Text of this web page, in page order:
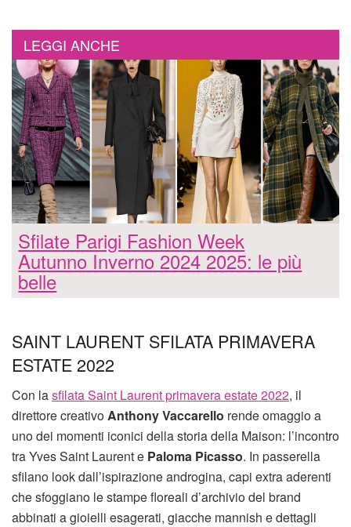
LEGGI ANCHE
Sfilate Parigi Fashion Week
Autunno Inverno 2024 2025: le più
belle
SAINT LAURENT SFILATA PRIMAVERA
ESTATE 2022
Con lasfilata Saint Laurent primavera estate 2022, il
direttore creativoAnthony Vaccarello rende omaggio a
uno dei momenti iconici della storia della Maison: l’incontro
tra Yves Saint Laurent e Paloma Picasso. In passerella
sfilano look dall’ispirazione androgina, capi extra aderenti
che sfoggiano le stampe floreali d’archivio del brand
abbinati a gioielli esagerati, giacche mannish e dettagli